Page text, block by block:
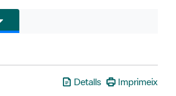
Detalls Imprimeix